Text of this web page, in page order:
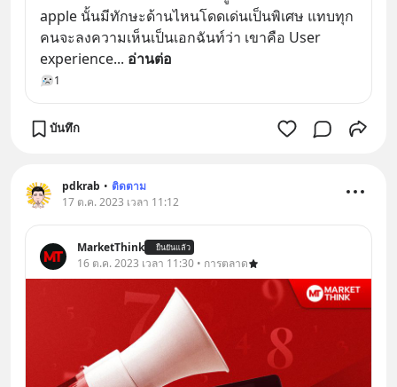
apple นั้นมีทักษะด้านไหนโดดเด่นเป็นพิเศษ แทบทุก
คนจะลงความเห็นเป็นเอกฉันท์ว่า เขาคือ User
experience... อ่านต่อ
1
บันทึก
pdkrab • ติดตาม
17 ต.ค. 2023 เวลา 11:12
MarketThink ยืนยันแล้ว
16 ต.ค. 2023 เวลา 11:30 • การตลาด